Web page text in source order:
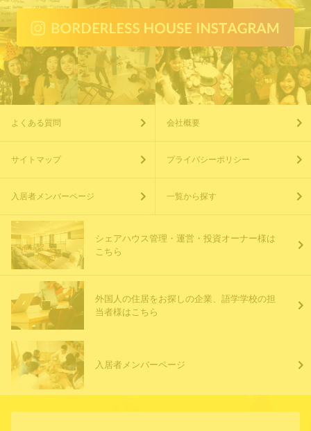
よくある質問 会社概要
サイトマップ プライバシーポリシー
入居者メンバーページ 一覧から探す
シェアハウス管理・運営・投資オーナー様は
こちら
外国人の住居をお探しの企業、語学学校の担
当者様はこちら
入居者メンバーページ